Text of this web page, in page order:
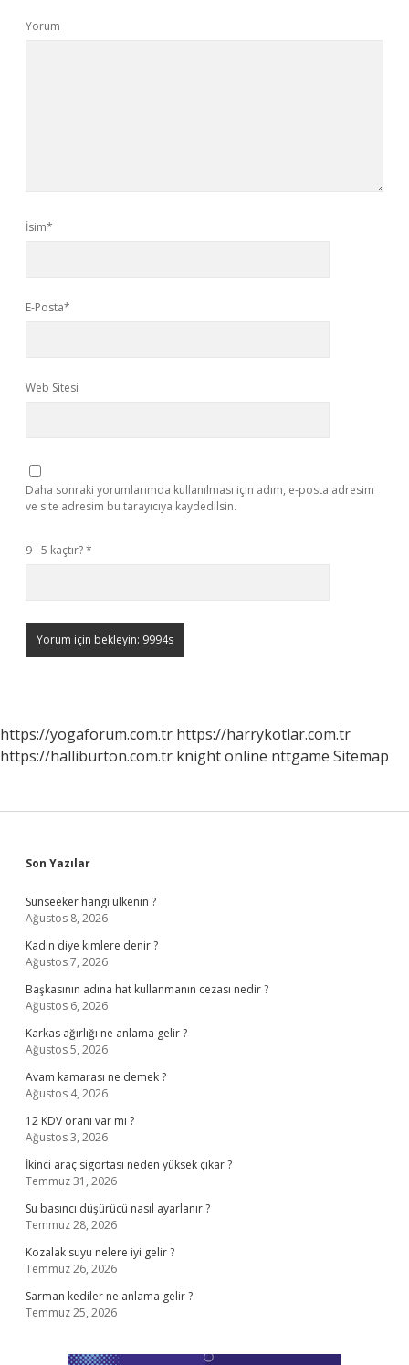
Yorum
İsim*
E-Posta*
Web Sitesi
Daha sonraki yorumlarımda kullanılması için adım, e-posta adresim
ve site adresim bu tarayıcıya kaydedilsin.
9 - 5 kaçtır?*
https://yogaforum.com.tr https://harrykotlar.com.tr
https://halliburton.com.tr knight online nttgame Sitemap
Sidebar
Son Yazılar
Sunseeker hangi ülkenin ?
Ağustos 8, 2026
Kadın diye kimlere denir ?
Ağustos 7, 2026
Başkasının adına hat kullanmanın cezası nedir ?
Ağustos 6, 2026
Karkas ağırlığı ne anlama gelir ?
Ağustos 5, 2026
Avam kamarası ne demek ?
Ağustos 4, 2026
12 KDV oranı var mı ?
Ağustos 3, 2026
İkinci araç sigortası neden yüksek çıkar ?
Temmuz 31, 2026
Su basıncı düşürücü nasıl ayarlanır ?
Temmuz 28, 2026
Kozalak suyu nelere iyi gelir ?
Temmuz 26, 2026
Sarman kediler ne anlama gelir ?
Temmuz 25, 2026